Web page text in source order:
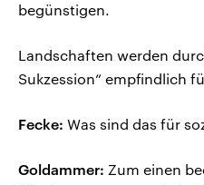
begünstigen.
Landschaften werden
Sukzession“ empfindlich
Fecke: Was sind das für
Goldammer: Zum einen